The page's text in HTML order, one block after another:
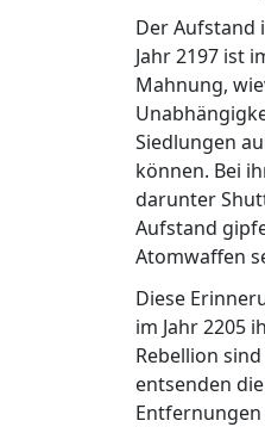
Der Aufstand
Jahr 2197 ist
Mahnung,
Siedlungen
können. Bei
darunter
Aufstand
Atomwaffen
Diese
im Jahr 2205
Rebellion
entsenden